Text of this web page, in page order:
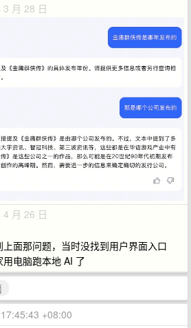
月 28 日
月 26 日
面那问题，当时没找到用户界面入口
电脑跑本地 AI 了
+08:00